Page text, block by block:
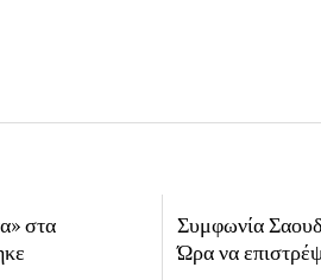
στα
Συμφωνία
Ώρα να